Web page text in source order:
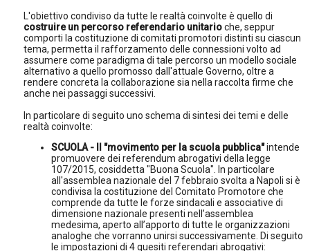
L'obiettivo condiviso da tutte le realtà coinvolte è quello di
costruire un percorso referendario unitarioche, seppur
comporti la costituzione di comitati promotori distinti su ciascun
tema, permetta il rafforzamento delle connessioni volto ad
assumere come paradigma di tale percorso un modello sociale
alternativo a quello promosso dall'attuale Governo, oltre a
rendere concreta la collaborazione sia nella raccolta firme che
anche nei passaggi successivi.
In particolare di seguito uno schema di sintesi dei temi e delle
realtà coinvolte:
SCUOLA - Il "movimento per la scuola pubblica"intende
promuovere dei referendum abrogativi della legge
107/2015, cosiddetta "Buona Scuola". In particolare
all'assemblea nazionale del 7 febbraio svolta a Napoli si è
condivisa la costituzione del Comitato Promotore che
comprende da tutte le forze sindacali e associative di
dimensione nazionale presenti nell’assemblea
medesima, aperto all’apporto di tutte le organizzazioni
analoghe che vorranno unirsi successivamente. Di seguito
le impostazioni di 4 quesiti referendari abrogativi: